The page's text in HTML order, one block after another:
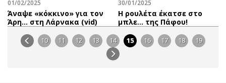
01/02/2025
Άναψε «κόκκινο» για τον
Άρη… στη Λάρνακα (vid)
30/01/2025
Η ρουλέτα έκατσε στο
μπλε… της Πάφου!
10 11 12 13 14 15 16 17 18 19